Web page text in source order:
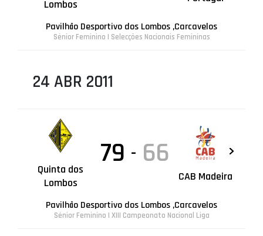
Lombos
Pavilhão Desportivo dos Lombos ,Carcavelos
Sénior Feminino | Selecções Nacionais Femininas
24 ABR 2011
Quinta dos
Lombos
79 - 66
CAB Madeira
Pavilhão Desportivo dos Lombos ,Carcavelos
Sénior Feminino | XIII Campeonato Nacional Liga